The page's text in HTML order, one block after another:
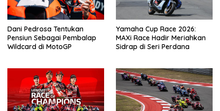
Dani Pedrosa Tentukan
Pensiun Sebagai Pembalap
Wildcard di MotoGP
Yamaha Cup Race 2026:
MAXi Race Hadir Meriahkan
Sidrap di Seri Perdana